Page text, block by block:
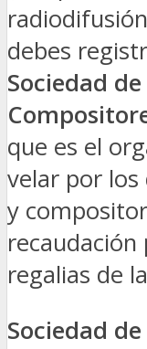
debes
Sociedad
que es el
velar por los
y
regalias de
Sociedad